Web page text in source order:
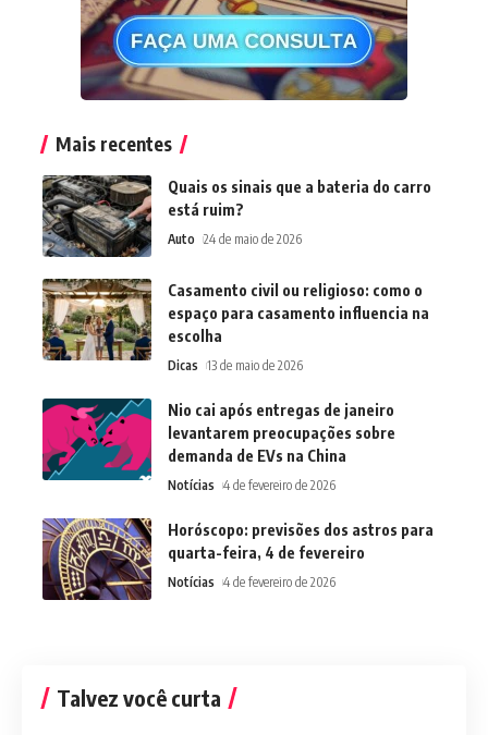
Mais recentes
Quais os sinais que a bateria do carro
está ruim?
Auto 24 de maio de 2026
Casamento civil ou religioso: como o
espaço para casamento influencia na
escolha
Dicas 13 de maio de 2026
Nio cai após entregas de janeiro
levantarem preocupações sobre
demanda de EVs na China
Notícias 4 de fevereiro de 2026
Horóscopo: previsões dos astros para
quarta-feira, 4 de fevereiro
Notícias 4 de fevereiro de 2026
Talvez você curta